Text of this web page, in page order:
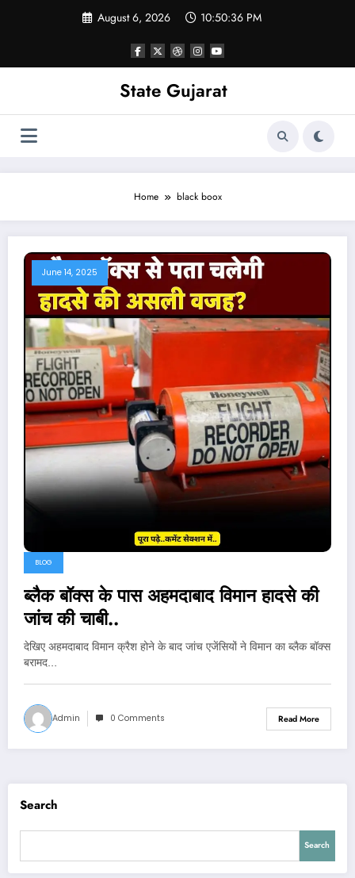
August 6, 2026 10:50:37 PM
State Gujarat
Home black boox
June 14, 2025
BLOG
ब्लैक बॉक्स के पास अहमदाबाद विमान हादसे की
जांच की चाबी..
देखिए अहमदाबाद विमान क्रैश होने के बाद जांच एजेंसियों ने विमान का ब्लैक बॉक्स
बरामद…
Admin 0 Comments Read More
Search
Search